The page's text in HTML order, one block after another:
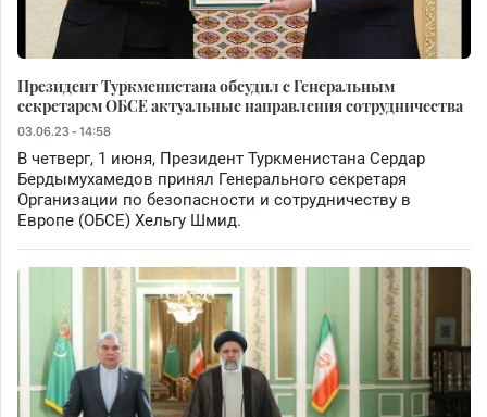
Президент Туркменистана обсудил с Генеральным
секретарем ОБСЕ актуальные направления сотрудничества
03.06.23 - 14:58
В четверг, 1 июня, Президент Туркменистана Сердар
Бердымухамедов принял Генерального секретаря
Организации по безопасности и сотрудничеству в
Европе (ОБСЕ) Хельгу Шмид.